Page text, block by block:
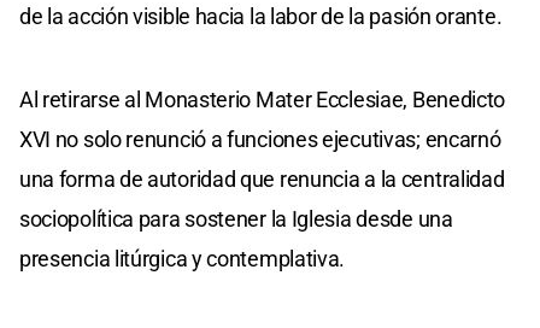
de la acción visible hacia la labor de la pasión orante.
Al retirarse al Monasterio Mater Ecclesiae, Benedicto
XVI no solo renunció a funciones ejecutivas; encarnó
una forma de autoridad que renuncia a la centralidad
sociopolítica para sostener la Iglesia desde una
presencia litúrgica y contemplativa.